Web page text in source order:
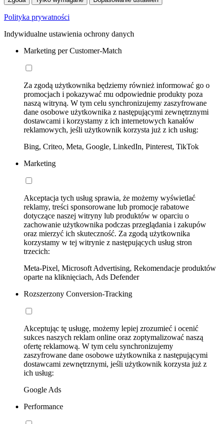
Polityka prywatności
Indywidualne ustawienia ochrony danych
Marketing per Customer-Match
Za zgodą użytkownika będziemy również informować go o
promocjach i pokazywać mu odpowiednie produkty poza
naszą witryną. W tym celu synchronizujemy zaszyfrowane
dane osobowe użytkownika z następującymi zewnętrznymi
dostawcami i korzystamy z ich internetowych kanałów
reklamowych, jeśli użytkownik korzysta już z ich usług:
Bing, Criteo, Meta, Google, LinkedIn, Pinterest, TikTok
Marketing
Akceptacja tych usług sprawia, że możemy wyświetlać
reklamy, treści sponsorowane lub promocje rabatowe
dotyczące naszej witryny lub produktów w oparciu o
zachowanie użytkownika podczas przeglądania i zakupów
oraz mierzyć ich skuteczność. Za zgodą użytkownika
korzystamy w tej witrynie z następujących usług stron
trzecich:
Meta-Pixel, Microsoft Advertising, Rekomendacje produktów
oparte na kliknięciach, Ads Defender
Rozszerzony Conversion-Tracking
Akceptując tę usługę, możemy lepiej zrozumieć i ocenić
sukces naszych reklam online oraz zoptymalizować naszą
ofertę reklamową. W tym celu synchronizujemy
zaszyfrowane dane osobowe użytkownika z następującymi
dostawcami zewnętrznymi, jeśli użytkownik korzysta już z
ich usług:
Google Ads
Performance